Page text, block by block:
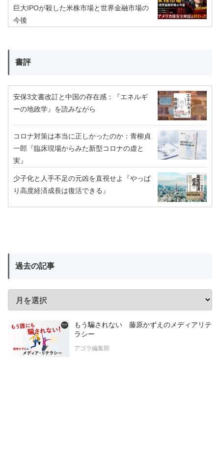
巨大IPOが殺した米株市場と世界金融市場の
今後
書評
安保3文書改訂と中国の存在感：『エネルギ
ーの地政学』を読みながら
コロナ対策は本当に正しかったのか：青柳貞
一郎『臨床現場からみた新型コロナの虚と
実』
少子化と人手不足の元凶を直視せよ『やっぱ
り高度経済成長は復活できる』
過去の記事
もう騙されない 藤原かずえのメディアリテ
ラシー
アゴラ編集部